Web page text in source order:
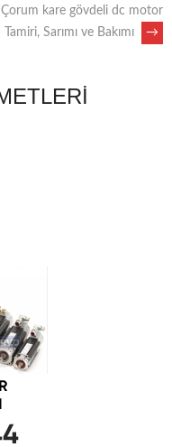
Çorum kare gövdeli dc motor
Tamiri, Sarımı ve Bakımı
→